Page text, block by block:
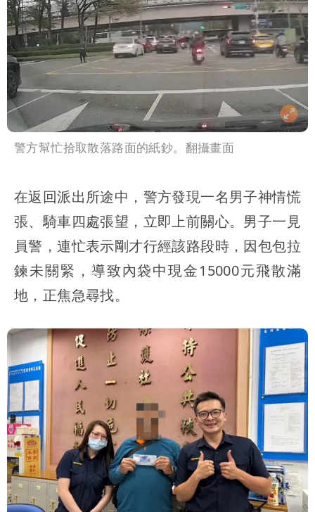
警方幫忙拾取散落路面的紙鈔。翻攝畫面
在返回派出所途中，警方發現一名男子神情慌
張、騎車四處張望，立即上前關心。男子一見
員警，連忙表示剛才行經該路段時，因包包拉
鍊未關緊，導致內袋中現金15000元飛散滿
地，正焦急尋找。